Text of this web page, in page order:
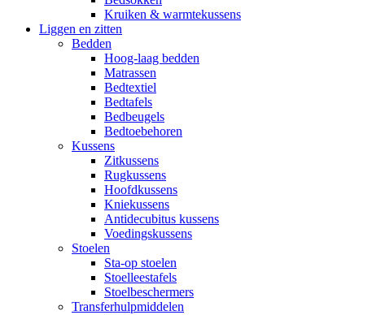
Kruiken & warmtekussens
Liggen en zitten
Bedden
Hoog-laag bedden
Matrassen
Bedtextiel
Bedtafels
Bedbeugels
Bedtoebehoren
Kussens
Zitkussens
Rugkussens
Hoofdkussens
Kniekussens
Antidecubitus kussens
Voedingskussens
Stoelen
Sta-op stoelen
Stoelleestafels
Stoelbeschermers
Transferhulpmiddelen